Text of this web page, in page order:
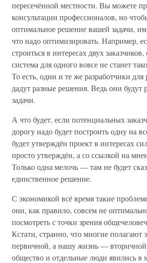
пересечённой местности. Вы можете
консультации профессионалов, но
оптимальное решение вашей задачи, им
что надо оптимизировать. Например,
строиться в интересах двух
система для одного вовсе не станет
То есть, одни и те же разработчики для
дадут разные решения. Ведь они будут
задачи.
А что будет, если потенциальных
дорогу надо будет построить одну на
будет утверждён проект в интересах
просто утверждён, а со ссылкой на
Только одна мелочь — там не будет
единственное решение.
С экономикой всё время такие
они, как правило, совсем не
посмотреть с точки зрения
Кстати, странно, что многие полагают
первичной, а нашу жизнь —
общество и отдельные люди явились в